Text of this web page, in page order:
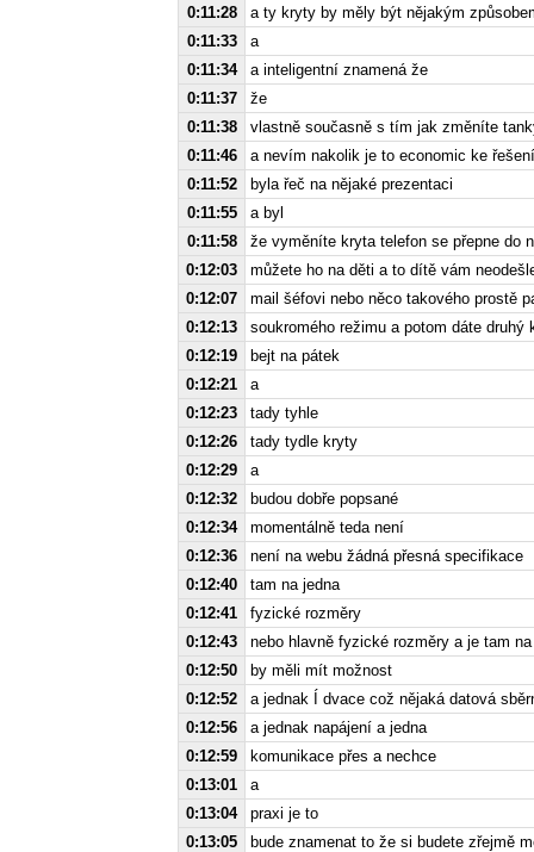
0:11:28
a ty kryty by měly být nějakým
0:11:33
a
0:11:34
a inteligentní znamená že
0:11:37
že
0:11:38
vlastně současně s tím jak změníte
0:11:46
a nevím nakolik je to economic ke
0:11:52
byla řeč na nějaké prezentaci
0:11:55
a byl
0:11:58
že vyměníte kryta telefon se přepne do
0:12:03
můžete ho na děti a to dítě vám
0:12:07
mail šéfovi nebo něco takového prostě
0:12:13
soukromého režimu a potom dáte
0:12:19
bejt na pátek
0:12:21
a
0:12:23
tady tyhle
0:12:26
tady tydle kryty
0:12:29
a
0:12:32
budou dobře popsané
0:12:34
momentálně teda není
0:12:36
není na webu žádná přesná specifikace
0:12:40
tam na jedna
0:12:41
fyzické rozměry
0:12:43
nebo hlavně fyzické rozměry a je tam
0:12:50
by měli mít možnost
0:12:52
a jednak Í dvace což nějaká datová
0:12:56
a jednak napájení a jedna
0:12:59
komunikace přes a nechce
0:13:01
a
0:13:04
praxi je to
0:13:05
bude znamenat to že si budete zřejmě